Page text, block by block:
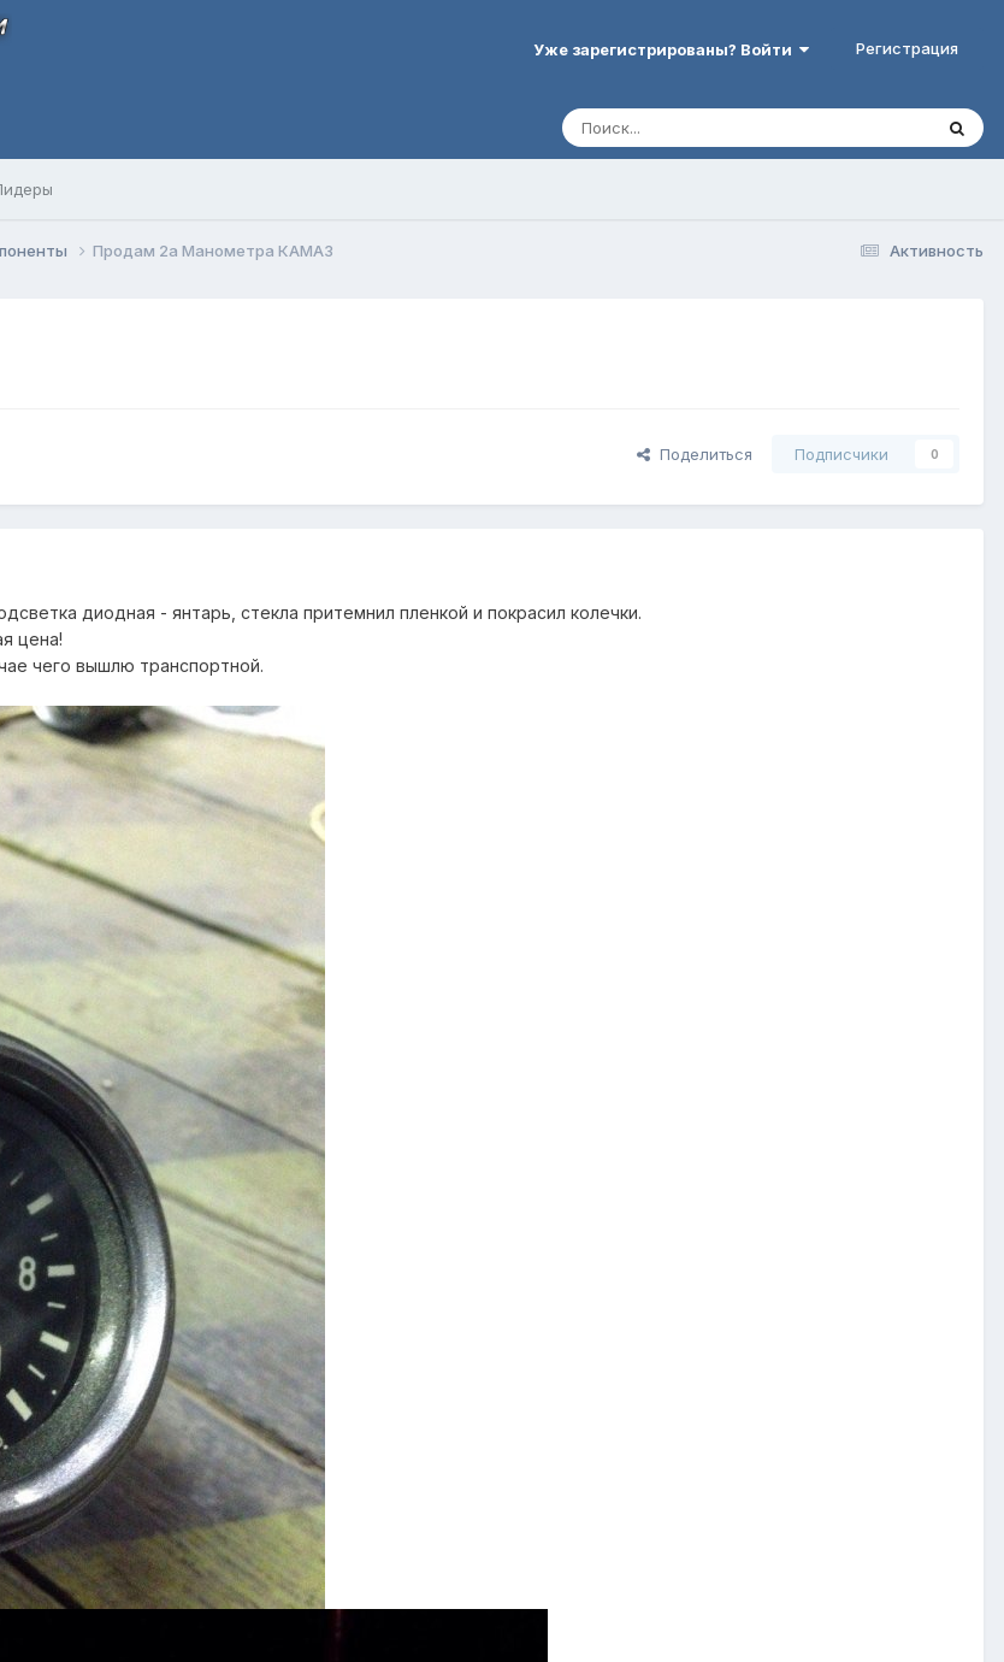
Уже зарегистрированы? Войти Регистрация
Активность
Продам 2а Манометра КАМАЗ
Поделиться Подписчики 0
диодная - янтарь, стекла притемнил пленкой и покрасил колечки.
цена!
чего вышлю транспортной.